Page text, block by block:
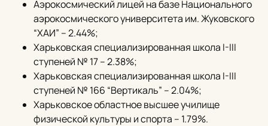
Аэрокосмический лицей на базе Национального
аэрокосмического университета им. Жуковского
“ХАИ” – 2.44%;
Харьковская специализированная школа I-III
ступеней № 17 – 2.38%;
Харьковская специализированная школа I-III
ступеней № 166 “Вертикаль” – 2.04%;
Харьковское областное высшее училище
физической культуры и спорта – 1.79%.